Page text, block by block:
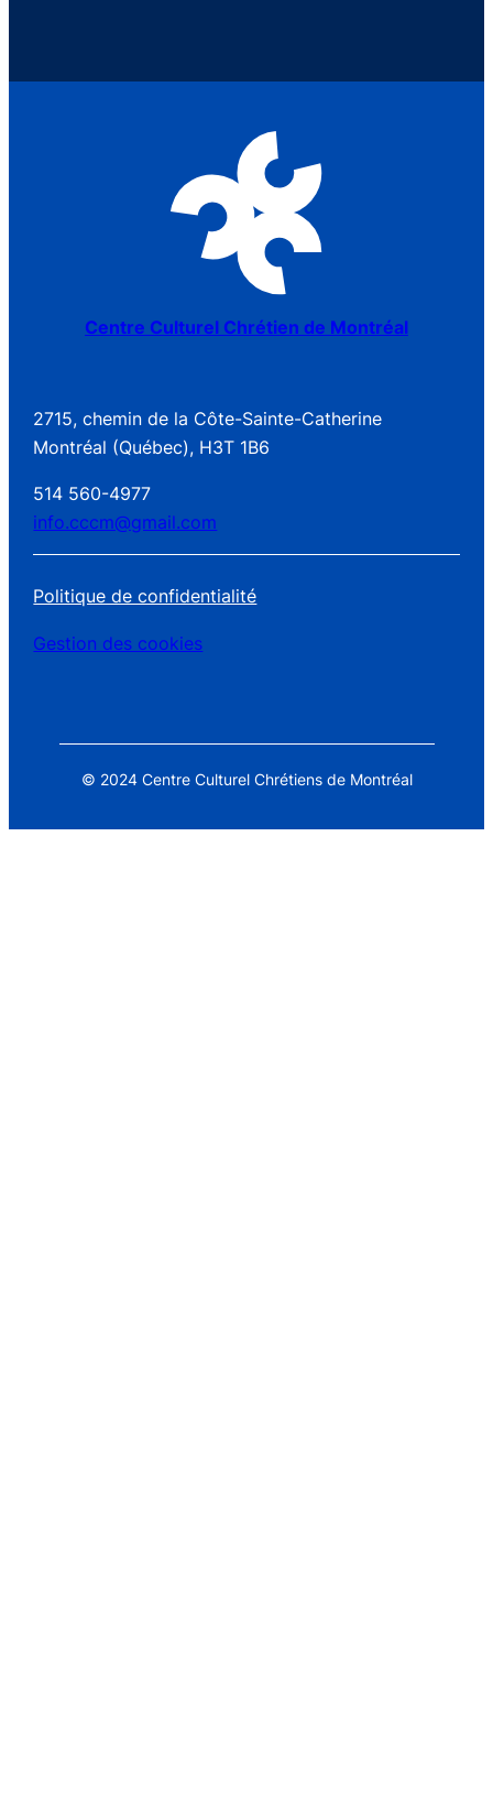
Centre Culturel Chrétien de Montréal
2715, chemin de la Côte-Sainte-Catherine
Montréal (Québec), H3T 1B6
514 560-4977
info.cccm@gmail.com
Politique de confidentialité
Gestion des cookies
© 2024 Centre Culturel Chrétiens de Montréal